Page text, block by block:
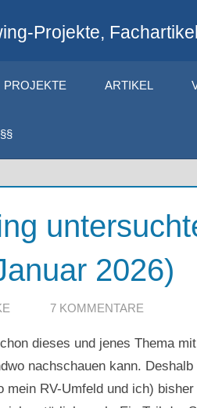
Projekte,
PROJEKTE ARTIKEL
2026)
7 KOMMENTARE
dieses und jenes Thema
nachschauen kann.
RV-Umfeld und ich) bisher